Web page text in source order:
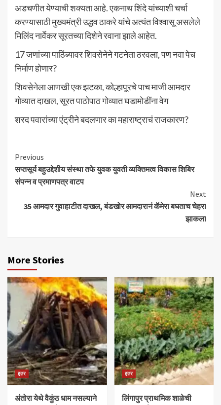
अडचणीत येण्याची शक्यता आहे. एकनाथ शिंदे यांच्याशी चर्चा
करण्यासाठी मुख्यमंत्री उद्धव ठाकरे यांचे अत्यंत विश्वासू असलेले
मिलिंद नार्वेकर सूरतच्या दिशेने रवाना झाले आहेत.
17 जणांच्या पाठिंब्यावर शिवसेनेने गटनेता ठरवला, पण नवा पेच
निर्माण होणार?
शिवसेनेला आणखी एक झटका, कोल्हापूरचे पाच माजी आमदार
गोव्यात दाखल, सूरत पाठोपाठ गोव्यात घडामोडींना वेग
शरद पवारांच्या एंट्रीने बदलणार का महाराष्ट्राचं राजकारण?
Continue
Reading
Previous
सप्तसूर्य बहुउद्देशीय संस्था तफे युवक युवती व्यक्तिमत्व विकास शिबिर
संपन्न व प्रमाणपत्र वाटप
Next
35 आमदार गुवाहाटीत दाखल, बंडखोर आमदारानं कॅमेरा बघताच चेहरा
झाकला
More Stories
इतर
अंतोरा येथे वैकुंठ धाम नसल्याने
इतर
लिंगापुर प्राथमिक शाळेची